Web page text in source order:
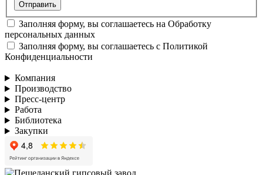
Заполняя форму, вы соглашаетесь на Обработку
персональных данных
Заполняя форму, вы соглашаетесь с Политикой
Конфиденциальности
Компания
Производство
Пресс-центр
Работа
Библиотека
Закупки